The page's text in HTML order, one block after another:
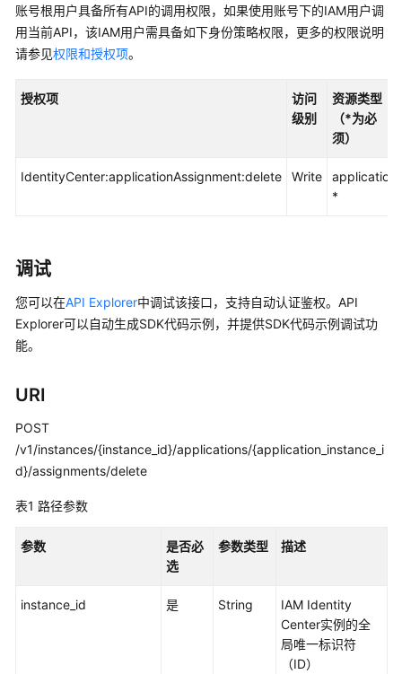
门
用
指
参
前
必
读
何
调
API
实
账号根用户具备所有API的调用权限，如果使用账号下的IAM用户调
用当前API，该IAM用户需具备如下身份策略权限，更多的权限说明
请参见权限和授权项。
授权项
访问
级别
资源类型
（*为必
须）
IdentityCenter:applicationAssignment:delete Write
application
*
调试
您可以在API Explorer中调试该接口，支持自动认证鉴权。API
Explorer可以自动生成SDK代码示例，并提供SDK代码示例调试功
能。
URI
POST
/v1/instances/{instance_id}/applications/{application_instance_i
d}/assignments/delete
表1 路径参数
参数
是否必
选
参数类型 描述
instance_id 是 String
IAM Identity
Center实例的全
局唯一标识符
（ID）